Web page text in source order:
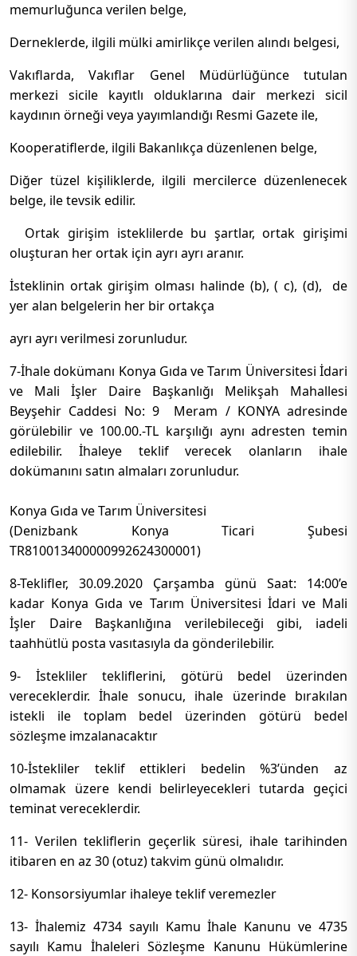
memurluğunca verilen belge,
Derneklerde, ilgili mülki amirlikçe verilen alındı belgesi,
Vakıflarda, Vakıflar Genel Müdürlüğünce tutulan
merkezi sicile kayıtlı olduklarına dair merkezi sicil
kaydının örneği veya yayımlandığı Resmi Gazete ile,
Kooperatiflerde, ilgili Bakanlıkça düzenlenen belge,
Diğer tüzel kişiliklerde, ilgili mercilerce düzenlenecek
belge, ile tevsik edilir.
Ortak girişim isteklilerde bu şartlar, ortak girişimi
oluşturan her ortak için ayrı ayrı aranır.
İsteklinin ortak girişim olması halinde (b), ( c), (d), de
yer alan belgelerin her bir ortakça
ayrı ayrı verilmesi zorunludur.
7-İhale dokümanı Konya Gıda ve Tarım Üniversitesi İdari
ve Mali İşler Daire Başkanlığı Melikşah Mahallesi
Beyşehir Caddesi No: 9 Meram / KONYA adresinde
görülebilir ve 100.00.-TL karşılığı aynı adresten temin
edilebilir. İhaleye teklif verecek olanların ihale
dokümanını satın almaları zorunludur.
Konya Gıda ve Tarım Üniversitesi
(Denizbank Konya Ticari Şubesi
TR810013400000992624300001)
8-Teklifler, 30.09.2020 Çarşamba günü Saat: 14:00’e
kadar Konya Gıda ve Tarım Üniversitesi İdari ve Mali
İşler Daire Başkanlığına verilebileceği gibi, iadeli
taahhütlü posta vasıtasıyla da gönderilebilir.
9- İstekliler tekliflerini, götürü bedel üzerinden
vereceklerdir. İhale sonucu, ihale üzerinde bırakılan
istekli ile toplam bedel üzerinden götürü bedel
sözleşme imzalanacaktır
10-İstekliler teklif ettikleri bedelin %3’ünden az
olmamak üzere kendi belirleyecekleri tutarda geçici
teminat vereceklerdir.
11- Verilen tekliflerin geçerlik süresi, ihale tarihinden
itibaren en az 30 (otuz) takvim günü olmalıdır.
12- Konsorsiyumlar ihaleye teklif veremezler
13- İhalemiz 4734 sayılı Kamu İhale Kanunu ve 4735
sayılı Kamu İhaleleri Sözleşme Kanunu Hükümlerine